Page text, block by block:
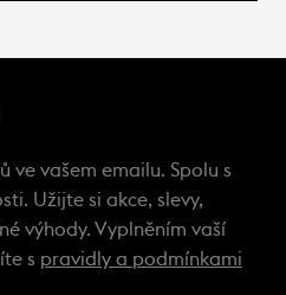
ve vašem emailu. Spolu s
Užijte si akce, slevy,
výhody. Vyplněním vaší
s pravidly a podmínkami